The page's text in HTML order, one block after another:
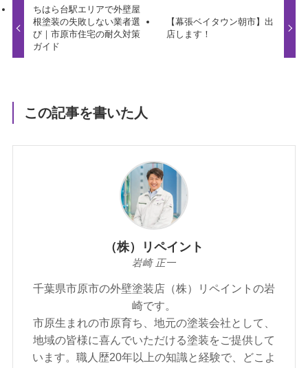
ちはら台駅エリアで外壁屋
根塗装の失敗しない業者選
び｜市原市住宅の耐久対策
ガイド
【幕張ベイタウン朝市】出
店します！
この記事を書いた人
（株）リペイント
岩崎 正一
千葉県市原市の外壁塗装店（株）リペイントの岩
崎です。
市原生まれの市原育ち、地元の塗装会社として、
地域の皆様に喜んでいただける塗装をご提供して
います。職人歴20年以上の知識と経験で、どこよ